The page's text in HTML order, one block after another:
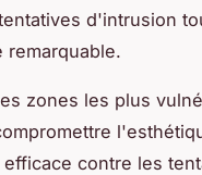
d'intrusion
zones les plus
contre les